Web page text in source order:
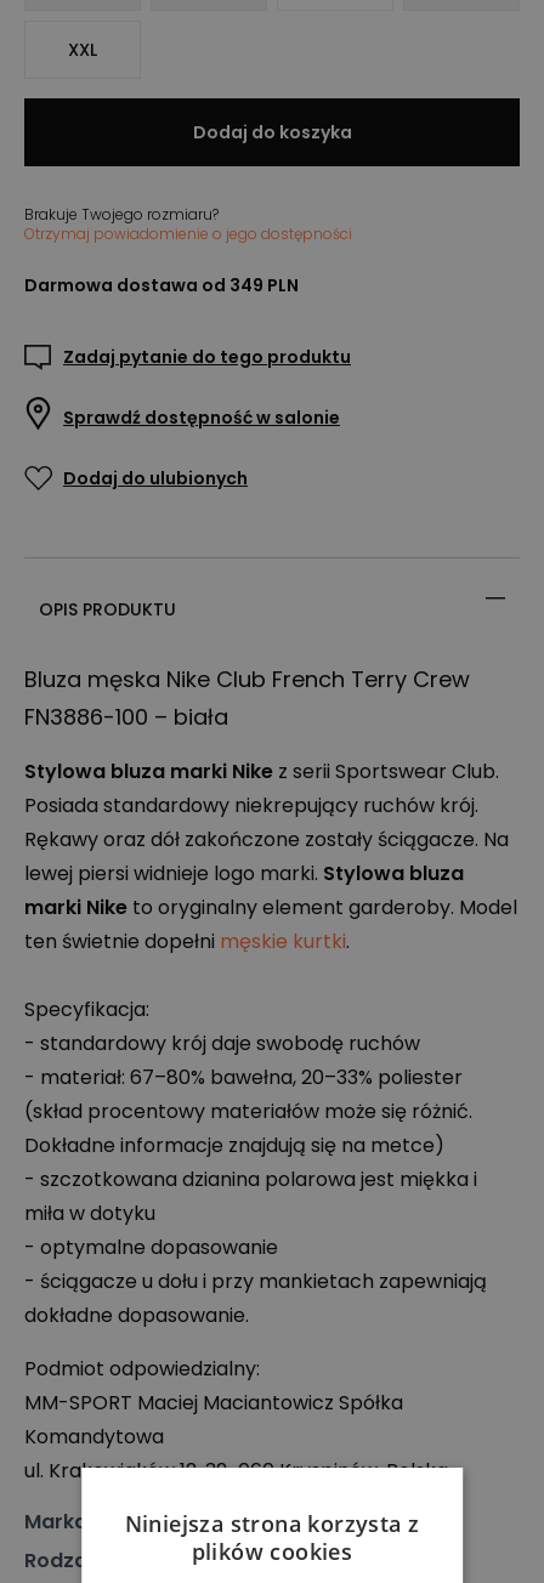
XXL
Dodaj do koszyka
Brakuje Twojego rozmiaru?
Otrzymaj powiadomienie o jego dostępności
Darmowa dostawa od 349 PLN
Zadaj pytanie do tego produktu
Sprawdź dostępność w salonie
Dodaj do ulubionych
OPIS PRODUKTU
Bluza męska Nike Club French Terry Crew
FN3886-100 – biała
Stylowa bluza marki Nike z serii Sportswear Club.
Posiada standardowy niekrepujący ruchów krój.
Rękawy oraz dół zakończone zostały ściągacze. Na
lewej piersi widnieje logo marki. Stylowa bluza
marki Nike to oryginalny element garderoby. Model
ten świetnie dopełni męskie kurtki.
Specyfikacja:
- standardowy krój daje swobodę ruchów
- materiał: 67–80% bawełna, 20–33% poliester
(skład procentowy materiałów może się różnić.
Dokładne informacje znajdują się na metce)
- szczotkowana dzianina polarowa jest miękka i
miła w dotyku
- optymalne dopasowanie
- ściągacze u dołu i przy mankietach zapewniają
dokładne dopasowanie.
Podmiot odpowiedzialny:
MM-SPORT Maciej Maciantowicz Spółka
Komandytowa
ul. Krakowiaków 12, 32-060 Kryspinów, Polska
Marka
Nike
Rodzaj
Odzież, Bluza
Niniejsza strona korzysta z
plików cookies